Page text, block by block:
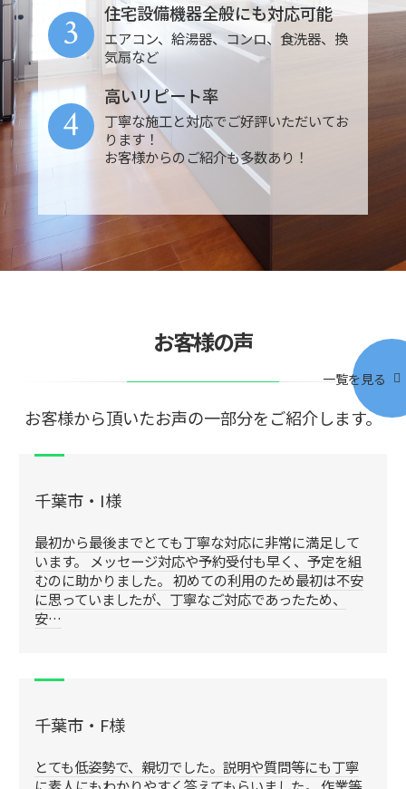
住宅設備機器全般にも対応可能
エアコン、給湯器、コンロ、食洗器、換
気扇など
3
高いリピート率
丁寧な施工と対応でご好評いただいてお
ります！
お客様からのご紹介も多数あり！
4
お客様の声
お客様から頂いたお声の一部分をご紹介します。
一覧を見る
千葉市・I様
最初から最後までとても丁寧な対応に非常に満足して
います。 メッセージ対応や予約受付も早く、予定を組
むのに助かりました。 初めての利用のため最初は不安
に思っていましたが、丁寧なご対応であったため、
安…
千葉市・F様
とても低姿勢で、親切でした。説明や質問等にも丁寧